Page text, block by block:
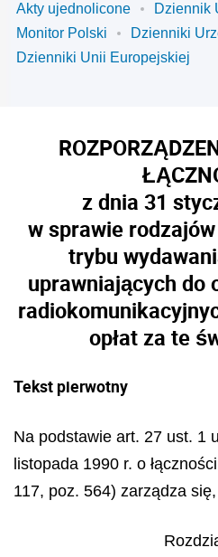
Akty ujednolicone
Dziennik
Monitor Polski
Dzienniki
Dzienniki Unii Europejskiej
z dnia 31
w sprawie
trybu
uprawniających do
opłat za te
Tekst pierwotny
Na podstawie art. 27 ust. 1
listopada 1990 r. o
117, poz. 564) zarządza